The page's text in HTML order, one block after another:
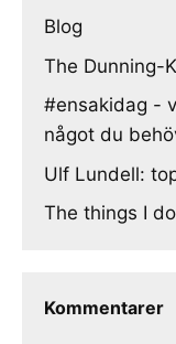
Blog
The Dunning-
#ensakidag -
något du
Ulf Lundell:
The things I
Kommentarer